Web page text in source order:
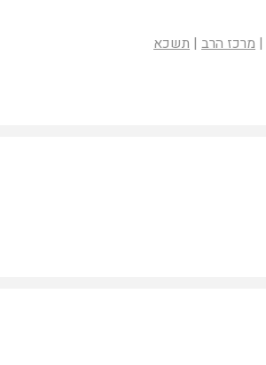
| מרכז הרב | תשכא